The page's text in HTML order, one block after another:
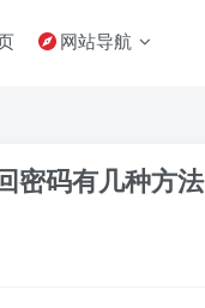
网站导航
密码有几种方法